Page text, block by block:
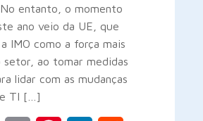
entanto, o momento
ano veio da UE, que
IMO como a força mais
setor, ao tomar medidas
lidar com as mudanças
TI […]